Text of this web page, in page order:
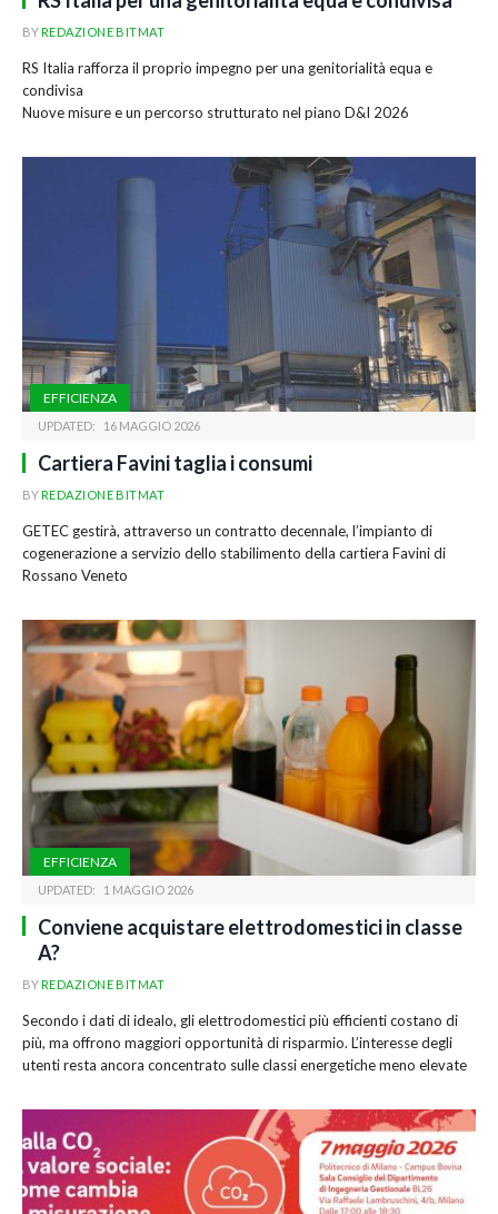
BYREDAZIONE BITMAT
RS Italia rafforza il proprio impegno per una genitorialità equa e
condivisa
Nuove misure e un percorso strutturato nel piano D&I 2026
EFFICIENZA
UPDATED: 16 MAGGIO 2026
Cartiera Favini taglia i consumi
BYREDAZIONE BITMAT
GETEC gestirà, attraverso un contratto decennale, l’impianto di
cogenerazione a servizio dello stabilimento della cartiera Favini di
Rossano Veneto
EFFICIENZA
UPDATED: 1 MAGGIO 2026
Conviene acquistare elettrodomestici in classe
A?
BYREDAZIONE BITMAT
Secondo i dati di idealo, gli elettrodomestici più efficienti costano di
più, ma offrono maggiori opportunità di risparmio. L’interesse degli
utenti resta ancora concentrato sulle classi energetiche meno elevate